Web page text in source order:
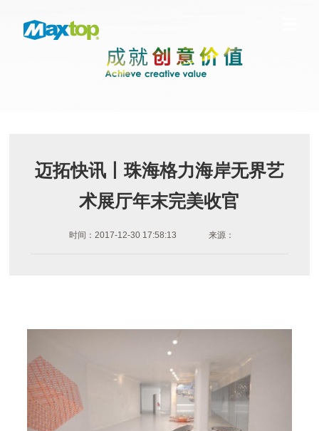
迈拓快讯丨珠海格力海岸无界艺
术展厅年末完美收官
时间：2017-12-30 17:58:13 来源：